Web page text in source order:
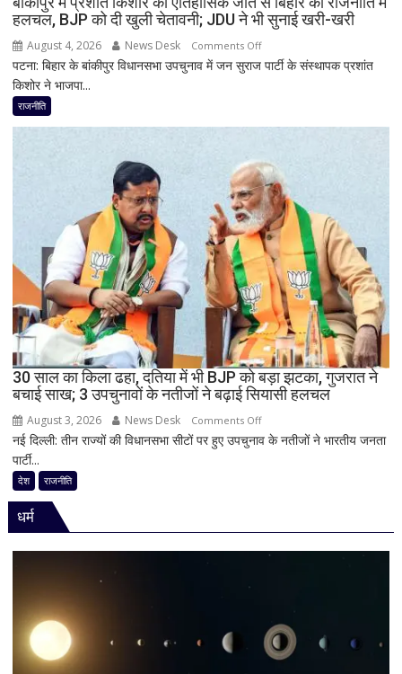
पहला
आत्ममंथन
हलचल, BJP को दी खुली चेतावनी; JDU ने भी सुनाई खरी-खरी
August 4, 2026 News Desk Comments Offon
बांकीपुर
किशोर
ऐतिहासिक
जीत
से
बिहार
की
राजनीति
में
हलचल,
BJP
को
दी
खुली
चेतावनी;
JDU
ने
पटना: बिहार के बांकीपुर विधानसभा उपचुनाव में जन सुराज पार्टी के संस्थापक प्रशांत
किशोर ने भाजपा...
राजनीति
30 साल का किला ढहा, दतिया में भी BJP को बड़ा झटका, गुजरात ने
बचाई साख; 3 उपचुनावों के नतीजों ने बढ़ाई सियासी हलचल
August 3, 2026 News Desk Comments Offon
30
बड़ा
झटका,
नई दिल्ली: तीन राज्यों की विधानसभा सीटों पर हुए उपचुनाव के नतीजों ने भारतीय जनता
पार्टी...
देश राजनीति
धर्म